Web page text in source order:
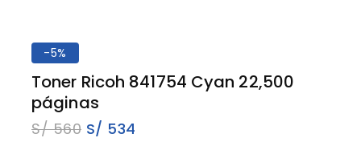
-5%
Toner Ricoh 841754 Cyan 22,500
páginas
S/560 S/ 534
2 productos vendidos en los últimos 13 horas